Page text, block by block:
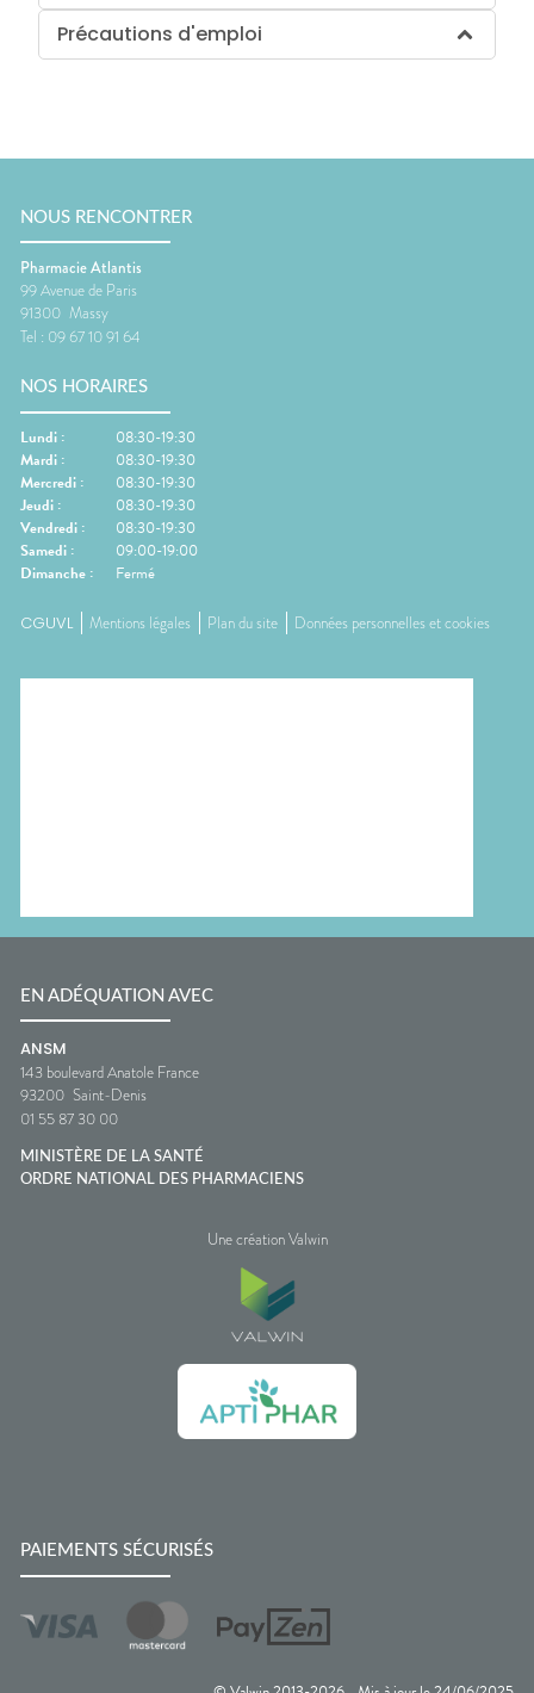
Précautions d'emploi
NOUS RENCONTRER
Pharmacie Atlantis
99 Avenue de Paris
91300 Massy
Tel : 09 67 10 91 64
NOS HORAIRES
Lundi :
08:30-19:30
Mardi :
08:30-19:30
Mercredi :
08:30-19:30
Jeudi :
08:30-19:30
Vendredi :
08:30-19:30
Samedi :
09:00-19:00
Dimanche : Fermé
CGUVL Mentions légales Plan du site Données personnelles et cookies
EN ADÉQUATION AVEC
ANSM
143 boulevard Anatole France
93200 Saint-Denis
01 55 87 30 00
MINISTÈRE DE LA SANTÉ
ORDRE NATIONAL DES PHARMACIENS
Une création Valwin
PAIEMENTS SÉCURISÉS